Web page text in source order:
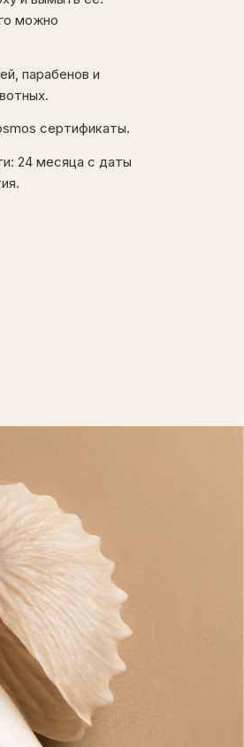
можно
парабенов и
сертификаты.
24 месяца с даты